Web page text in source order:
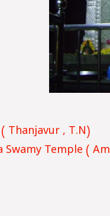
Thanjavur, T.N)
Temple (